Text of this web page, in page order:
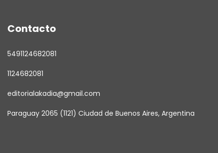
Contacto
5491124682081
1124682081
editorialakadia@gmail.com
Paraguay 2065 (1121) Ciudad de Buenos Aires, Argentina